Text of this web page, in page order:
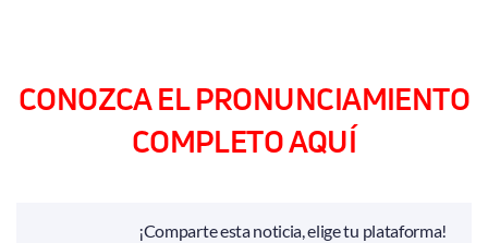
CONOZCA EL PRONUNCIAMIENTO
COMPLETO AQUÍ
¡Comparte esta noticia, elige tu plataforma!